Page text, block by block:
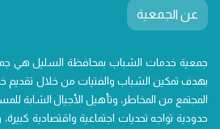
عن الجمعية
جمعية خدمات الشباب بمحافظة السليل هي
بهدف تمكين الشباب والفتيات من خلال
المجتمع من المخاطر، وتأهيل الأجيال الشابة
حدودية تواجه تحديات اجتماعية واقتصادية